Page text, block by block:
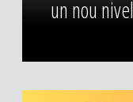
un nou nivel